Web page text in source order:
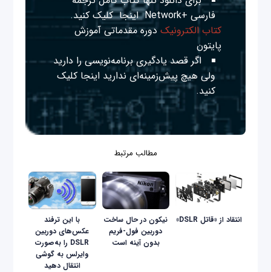
فارسی +Network
اینجا کلیک کنید.
کتاب الکترونیک دوره مقدماتی آموزش
پایتون
اگر قصد یادگیری برنامه‌نویسی را دارید
ولی هیچ پیش‌زمینه‌ای نداریداینجا کلیک
کنید.
مطالب مرتبط
انتقاد از «قاتل DSLR»
نیکون در حال ساخت
دوربین فول-فریم
بدون آینه است
با این ترفند
عکس‌های دوربین
DSLR را به‌صورت
وایرلس به گوشی
انتقال دهید